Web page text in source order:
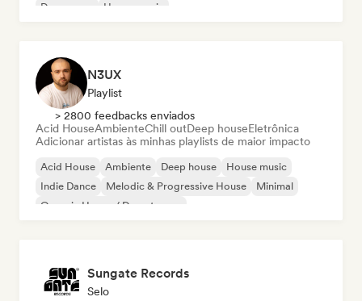
Dream pop
House music
N3UX
Playlist
> 2800 feedbacks enviados
Acid HouseAmbienteChill outDeep houseEletrônica
Adicionar artistas às minhas playlists de maior impacto
Acid House Ambiente Deep house
House music
Indie Dance
Melodic & Progressive House
Minimal
Organic House / Downtempo
Sungate Records
Selo